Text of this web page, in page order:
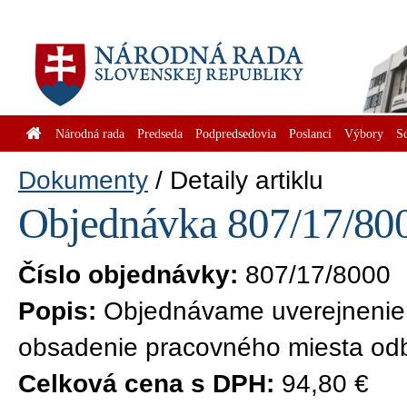
Národná rada Predseda Podpredsedovia Poslanci Výbory
Dokumenty Detaily artiklu
Objednávka 807/17/
Číslo objednávky: 807/17/8000
Popis: Objednávame
obsadenie pracovného miesta
Celková cena s DPH: 94,80 €